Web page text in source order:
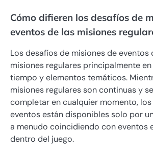
Cómo difieren los desafíos de
eventos de las misiones
Los desafíos de misiones de eventos
misiones regulares principalmente
tiempo y elementos temáticos.
misiones regulares son continuas y
completar en cualquier momento,
eventos están disponibles solo por
a menudo coincidiendo con eventos
dentro del juego.